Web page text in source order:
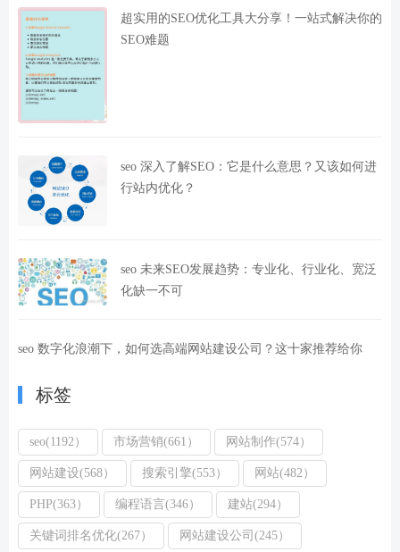
超实用的SEO优化工具大分享！一站式解决你的
SEO难题
seo 深入了解SEO：它是什么意思？又该如何进
行站内优化？
seo 未来SEO发展趋势：专业化、行业化、宽泛
化缺一不可
seo 数字化浪潮下，如何选高端网站建设公司？这十家推荐给你
标签
seo(1192） 市场营销(661） 网站制作(574）
网站建设(568） 搜索引擎(553） 网站(482）
PHP(363） 编程语言(346） 建站(294）
关键词排名优化(267） 网站建设公司(245）